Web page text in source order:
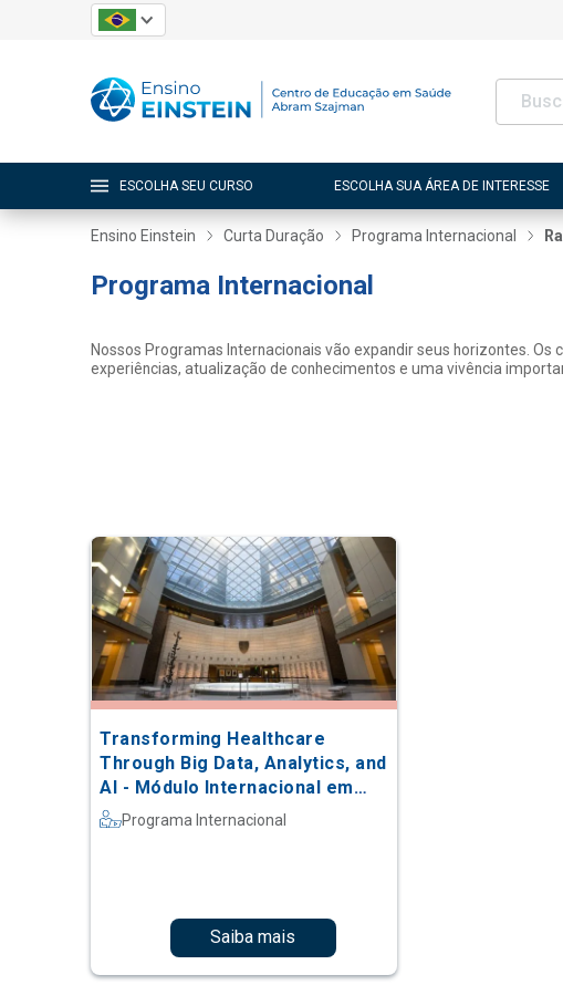
ESCOLHA SEU CURSO ESCOLHA SUA ÁREA DE INTERESSE
Ensino Einstein Curta Duração Programa Internacional
Programa Internacional
Nossos Programas Internacionais vão expandir seus horizontes.
experiências, atualização de conhecimentos e uma vivência
Transforming Healthcare
Through Big Data, Analytics, and
AI - Módulo Internacional em
Stanford
Programa Internacional
Saiba mais